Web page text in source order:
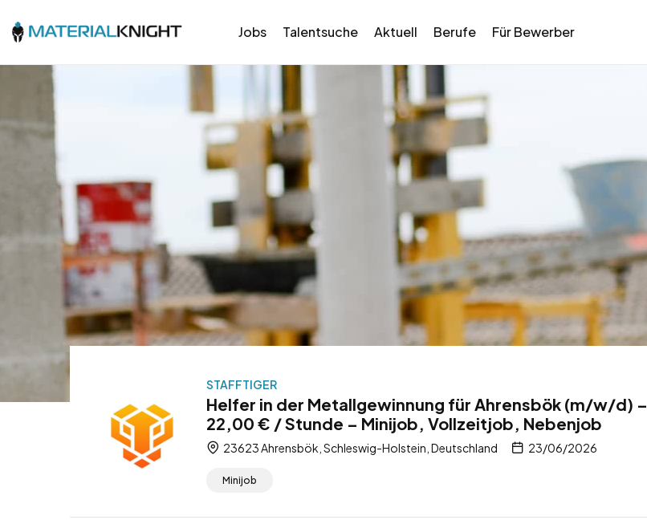
Jobs Talentsuche Aktuell Berufe Für Bewerber
STAFFTIGER
Helfer in der Metallgewinnung für Ahrensbök (m/w/d) –
22,00 € / Stunde – Minijob, Vollzeitjob, Nebenjob
23623 Ahrensbök, Schleswig-Holstein, Deutschland 23/06/2026
Minijob